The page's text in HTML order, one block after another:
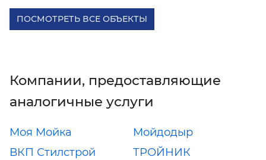
ПОСМОТРЕТЬ ВСЕ ОБЪЕКТЫ
Компании, предоставляющие
аналогичные услуги
Моя Мойка
Мойдодыр
ВКП Стилстрой
ТРОЙНИК